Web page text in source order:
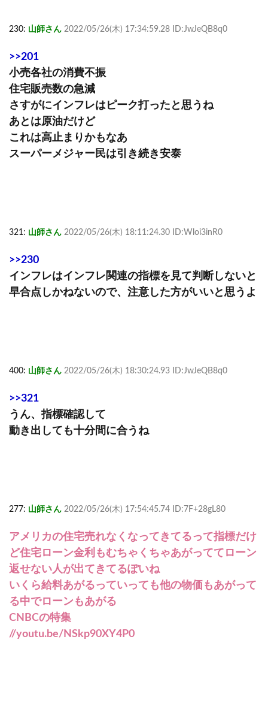
230: 山師さん 2022/05/26(木) 17:34:59.28 ID:JwJeQB8q0
>>201
小売各社の消費不振
住宅販売数の急減
さすがにインフレはピーク打ったと思うね
あとは原油だけど
これは高止まりかもなあ
スーパーメジャー民は引き続き安泰
321: 山師さん 2022/05/26(木) 18:11:24.30 ID:Wloi3inR0
>>230
インフレはインフレ関連の指標を見て判断しないと
早合点しかねないので、注意した方がいいと思うよ
400: 山師さん 2022/05/26(木) 18:30:24.93 ID:JwJeQB8q0
>>321
うん、指標確認して
動き出しても十分間に合うね
277: 山師さん 2022/05/26(木) 17:54:45.74 ID:7F+28gL80
アメリカの住宅売れなくなってきてるって指標だけ
ど住宅ローン金利もむちゃくちゃあがっててローン
返せない人が出てきてるぽいね
いくら給料あがるっていっても他の物価もあがって
る中でローンもあがる
CNBCの特集
//youtu.be/NSkp90XY4P0